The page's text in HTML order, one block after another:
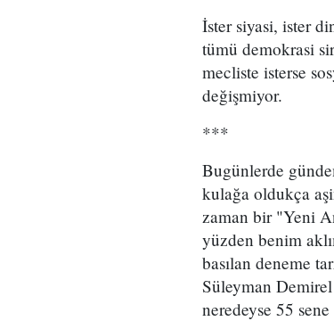
İster siyasi, ister
tümü demokrasi
mecliste isterse
değişmiyor.
***
Bugünlerde
kulağa oldukça
zaman bir "Yeni
yüzden benim
basılan deneme
Süleyman
neredeyse 55